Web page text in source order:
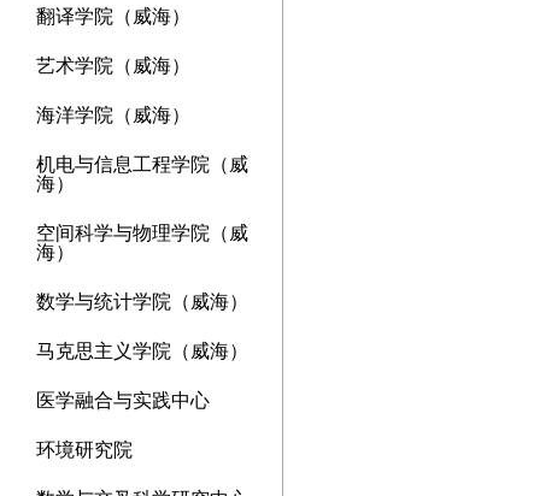
翻译学院（威海）
艺术学院（威海）
海洋学院（威海）
机电与信息工程学院（威
海）
空间科学与物理学院（威
海）
数学与统计学院（威海）
马克思主义学院（威海）
医学融合与实践中心
环境研究院